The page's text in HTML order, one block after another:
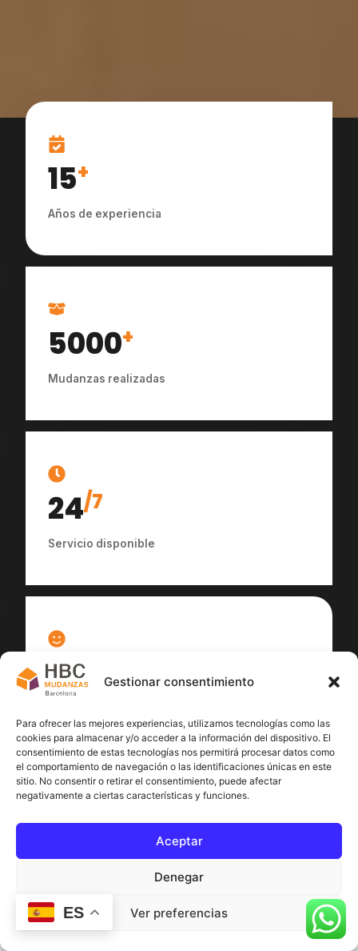
Gestionar consentimiento
Para ofrecer las mejores experiencias, utilizamos tecnologías como las
cookies para almacenar y/o acceder a la información del dispositivo. El
consentimiento de estas tecnologías nos permitirá procesar datos como
el comportamiento de navegación o las identificaciones únicas en este
sitio. No consentir o retirar el consentimiento, puede afectar
negativamente a ciertas características y funciones.
Aceptar
Denegar
Ver preferencias
15+
Años de experiencia
5000+
Mudanzas realizadas
24/7
Servicio disponible
100
ES